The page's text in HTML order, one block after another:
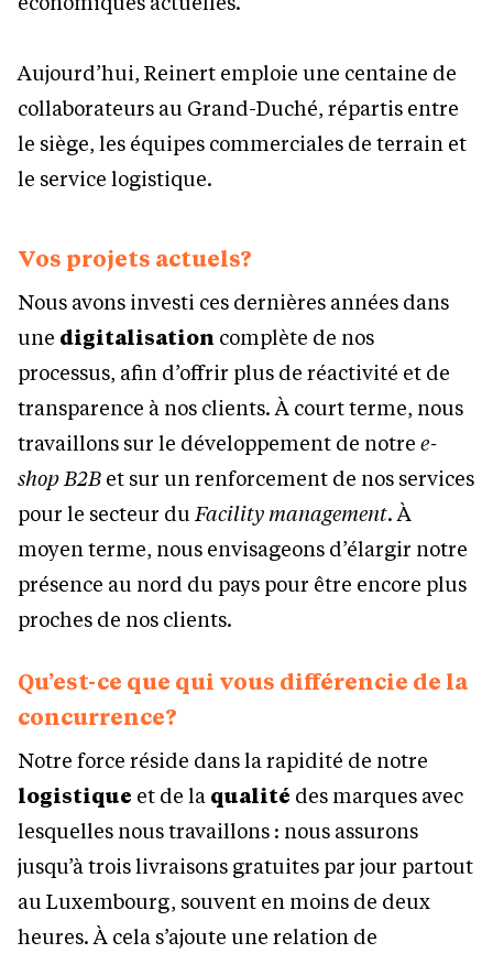
Aujourd’hui, Reinert emploie une centaine de
collaborateurs au Grand-Duché, répartis entre
le siège, les équipes commerciales de terrain et
le service logistique.
Vos projets actuels?
Nous avons investi ces dernières années dans
une digitalisation complète de nos
processus, afin d’offrir plus de réactivité et de
transparence à nos clients. À court terme, nous
travaillons sur le développement de notre e-
shop B2B et sur un renforcement de nos services
pour le secteur du Facility management. À
moyen terme, nous envisageons d’élargir notre
présence au nord du pays pour être encore plus
proches de nos clients.
Qu’est-ce que qui vous différencie de la
concurrence?
Notre force réside dans la rapidité de notre
logistique et de la qualité des marques avec
lesquelles nous travaillons : nous assurons
jusqu’à trois livraisons gratuites par jour partout
au Luxembourg, souvent en moins de deux
heures. À cela s’ajoute une relation de